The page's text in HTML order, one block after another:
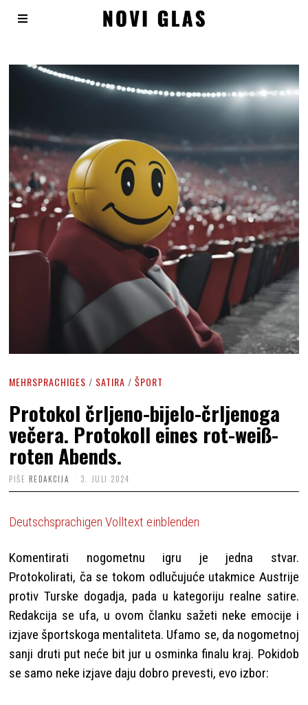
MEHRSPRACHIGES / SATIRA / ŠPORT
Protokol črljeno-bijelo-črljenoga
večera. Protokoll eines rot-weiß-
roten Abends.
PIŠE REDAKCIJA 3. JULI 2024
Deutschsprachigen Volltext einblenden
Komentirati nogometnu igru je jedna stvar.
Protokolirati, ča se tokom odlučujuće utakmice Austrije
protiv Turske dogadja, pada u kategoriju realne satire.
Redakcija se ufa, u ovom članku sažeti neke emocije i
izjave športskoga mentaliteta. Ufamo se, da nogometnoj
sanji druti put neće bit jur u osminka finalu kraj. Pokidob
se samo neke izjave daju dobro prevesti, evo izbor: